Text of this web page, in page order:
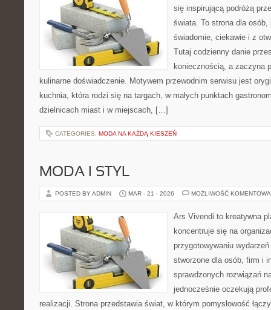
się inspirującą podróżą
świata. To strona dla
świadomie, ciekawie i z
Tutaj codzienny danie
koniecznością, a zaczyna
kulinarne doświadczenie. Motywem przewodnim serwisu jest
kuchnia, która rodzi się na targach, w małych punktach
dzielnicach miast i w miejscach, […]
CATEGORIES: MODA NA KAŻDĄ KIESZEŃ
MODA I STYL
POSTED BY ADMIN MAR - 21 - 2026 MOŻLIWOŚĆ
Ars Vivendi to kreatywna
koncentruje się na
przygotowywaniu
stworzone dla osób, firm i
sprawdzonych rozwiązań
jednocześnie oczekują
realizacji. Strona przedstawia świat, w którym pomysłowość